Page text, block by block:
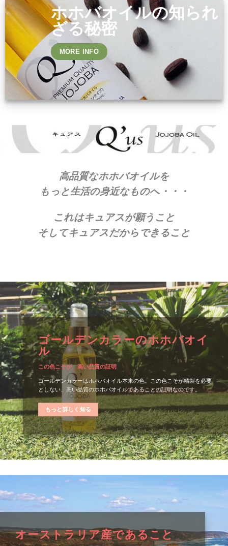
ホホバオイルの知られ
ざる秘密
MORE INFO
高品質なホホバオイルを
もっと生活の身近なものへ・・・
これはキュアスが願うこと
そしてキュアスだからできること
ゴールデンカラーのホホバオイ
ル
この色こそが、高い品質の証明
ゴールデンカラーはホホバオイル本来の色。この色こそが精製を必要
としない、高い品質のホホバオイルであることの証明なのです。
もっと詳しく知る
オーストラリア産であること